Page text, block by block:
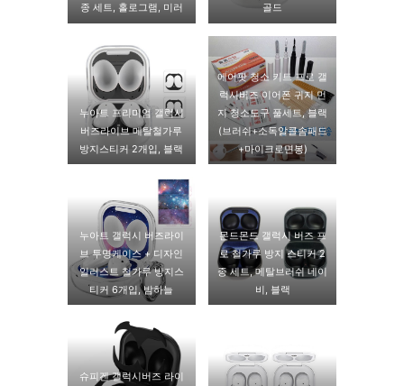
종 세트, 홀로그램, 미러
골드
누아트 프리미엄 갤럭시
버즈라이브 메탈철가루
방지스티커 2개입, 블랙
에어팟 청소 키트 프로 갤
럭시버즈 이어폰 귀지 먼
지 청소도구 풀세트, 블랙
(브러쉬+소독알콜솜패드
+마이크로면봉)
누아트 갤럭시 버즈라이
브 투명케이스 + 디자인
일러스트 철가루 방지스
티커 6개입, 밤하늘
몬드몬드 갤럭시 버즈 프
로 철가루 방지 스티커 2
종 세트, 메탈브러쉬 네이
비, 블랙
슈피겐 갤럭시버즈 라이